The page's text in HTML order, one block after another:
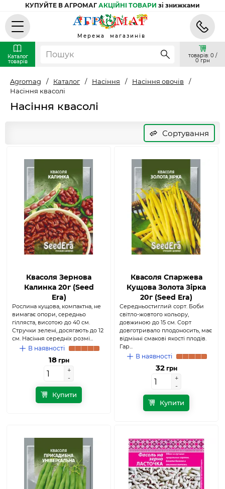
КУПУЙТЕ В АГРОМАГ АКЦІЙНІ ТОВАРИ зі знижками
Мережа магазинів
Каталог
товарів
товарів: 0 /
0 грн
Agromag / Каталог / Насіння / Насіння овочів
/
Насіння квасолі
Насіння квасолі
Сортування
Квасоля Зернова
Калинка 20г (Seed
Era)
Рослина кущова, компактна, не
вимагає опори, середньо
гілляста, висотою до 40 см.
Стручки зелені, досягають до 12
см. Насіння середніх розмі...
В наявності
18грн
+
-
+
-
Купити
Квасоля Спаржева
Кущова Золота Зірка
20г (Seed Era)
Середньостиглий сорт. Боби
світло-жовтого кольору,
довжиною до 15 см. Сорт
довготривало плодоносить, має
відмінні смакові якості плодів.
Гар...
В наявності
32грн
+
-
+
-
Купити